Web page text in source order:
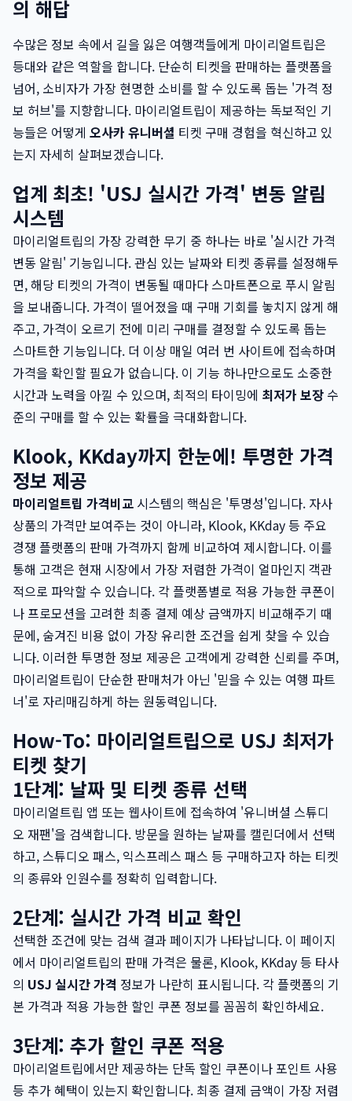
의 해답
수많은 정보 속에서 길을 잃은 여행객들에게 마이리얼트립은
등대와 같은 역할을 합니다. 단순히 티켓을 판매하는 플랫폼을
넘어, 소비자가 가장 현명한 소비를 할 수 있도록 돕는 '가격 정
보 허브'를 지향합니다. 마이리얼트립이 제공하는 독보적인 기
능들은 어떻게 오사카 유니버셜 티켓 구매 경험을 혁신하고 있
는지 자세히 살펴보겠습니다.
업계 최초! 'USJ 실시간 가격' 변동 알림
시스템
마이리얼트립의 가장 강력한 무기 중 하나는 바로 '실시간 가격
변동 알림' 기능입니다. 관심 있는 날짜와 티켓 종류를 설정해두
면, 해당 티켓의 가격이 변동될 때마다 스마트폰으로 푸시 알림
을 보내줍니다. 가격이 떨어졌을 때 구매 기회를 놓치지 않게 해
주고, 가격이 오르기 전에 미리 구매를 결정할 수 있도록 돕는
스마트한 기능입니다. 더 이상 매일 여러 번 사이트에 접속하며
가격을 확인할 필요가 없습니다. 이 기능 하나만으로도 소중한
시간과 노력을 아낄 수 있으며, 최적의 타이밍에 최저가 보장 수
준의 구매를 할 수 있는 확률을 극대화합니다.
Klook, KKday까지 한눈에! 투명한 가격
정보 제공
마이리얼트립 가격비교 시스템의 핵심은 '투명성'입니다. 자사
상품의 가격만 보여주는 것이 아니라, Klook, KKday 등 주요
경쟁 플랫폼의 판매 가격까지 함께 비교하여 제시합니다. 이를
통해 고객은 현재 시장에서 가장 저렴한 가격이 얼마인지 객관
적으로 파악할 수 있습니다. 각 플랫폼별로 적용 가능한 쿠폰이
나 프로모션을 고려한 최종 결제 예상 금액까지 비교해주기 때
문에, 숨겨진 비용 없이 가장 유리한 조건을 쉽게 찾을 수 있습
니다. 이러한 투명한 정보 제공은 고객에게 강력한 신뢰를 주며,
마이리얼트립이 단순한 판매처가 아닌 '믿을 수 있는 여행 파트
너'로 자리매김하게 하는 원동력입니다.
How-To: 마이리얼트립으로 USJ 최저가
티켓 찾기
1단계: 날짜 및 티켓 종류 선택
마이리얼트립 앱 또는 웹사이트에 접속하여 '유니버셜 스튜디
오 재팬'을 검색합니다. 방문을 원하는 날짜를 캘린더에서 선택
하고, 스튜디오 패스, 익스프레스 패스 등 구매하고자 하는 티켓
의 종류와 인원수를 정확히 입력합니다.
2단계: 실시간 가격 비교 확인
선택한 조건에 맞는 검색 결과 페이지가 나타납니다. 이 페이지
에서 마이리얼트립의 판매 가격은 물론, Klook, KKday 등 타사
의 USJ 실시간 가격 정보가 나란히 표시됩니다. 각 플랫폼의 기
본 가격과 적용 가능한 할인 쿠폰 정보를 꼼꼼히 확인하세요.
3단계: 추가 할인 쿠폰 적용
마이리얼트립에서만 제공하는 단독 할인 쿠폰이나 포인트 사용
등 추가 혜택이 있는지 확인합니다. 최종 결제 금액이 가장 저렴